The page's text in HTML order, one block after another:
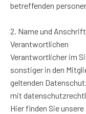
betreffenden
2. Name und
Verantwortlichen
Verantwortlicher im
sonstiger in den
geltenden
mit
Hier finden Sie